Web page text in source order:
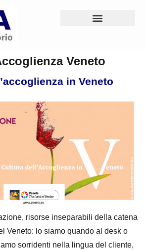
Veneto
in Veneto
risorse inseparabili della catena
Veneto: lo siamo quando al desk o
sorridenti nella lingua del cliente,